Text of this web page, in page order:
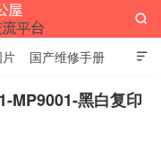

国产维修手册
页名片 留言板

MP9001-黑白复印